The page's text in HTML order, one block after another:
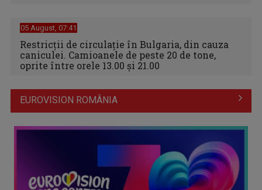
05 August, 07:41
Restricții de circulație în Bulgaria, din cauza
caniculei. Camioanele de peste 20 de tone,
oprite între orele 13.00 și 21.00
EUROVISION ROMÂNIA